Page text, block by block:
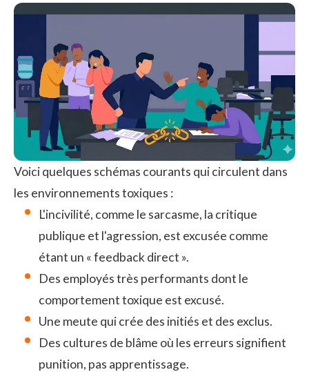
Voici quelques schémas courants qui circulent dans
les environnements toxiques :
L'incivilité, comme le sarcasme, la critique
publique et l'agression, est excusée comme
étant un « feedback direct ».
Des employés très performants dont le
comportement toxique est excusé.
Une meute qui crée des initiés et des exclus.
Des cultures de blâme où les erreurs signifient
punition, pas apprentissage.